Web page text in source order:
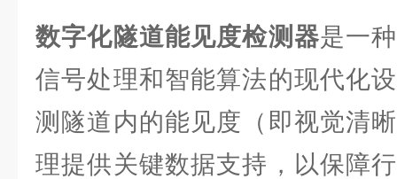
数字化隧道能见度检测器是一
信号处理和智能算法的现代化
测隧道内的能见度（即视觉清
理提供关键数据支持，以保障